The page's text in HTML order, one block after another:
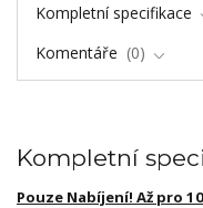
Kompletní specifikace
Komentáře
0
Kompletní
Pouze Nabíjení! Až pro